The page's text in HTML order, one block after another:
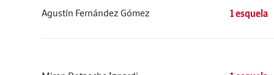
Agustín Fernández Gómez 1 esquela